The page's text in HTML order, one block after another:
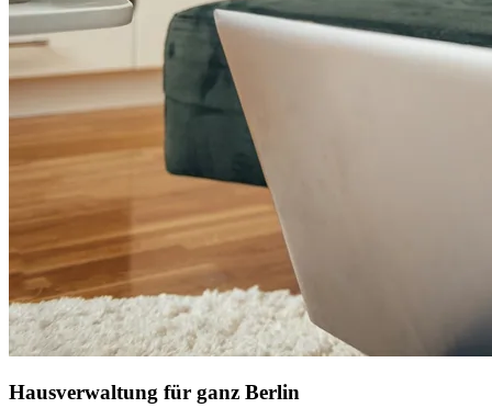
Hausverwaltung für ganz Berlin